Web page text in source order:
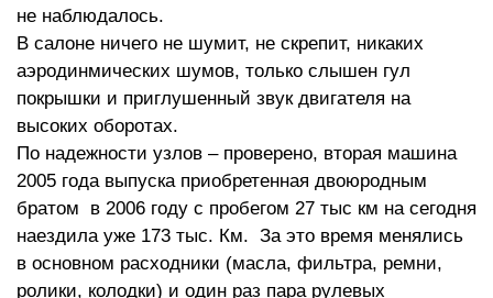
не наблюдалось.
В салоне ничего не шумит, не скрепит, никаких
аэродинмических шумов, только слышен гул
покрышки и приглушенный звук двигателя на
высоких оборотах.
По надежности узлов – проверено, вторая машина
2005 года выпуска приобретенная двоюродным
братом в 2006 году с пробегом 27 тыс км на сегодня
наездила уже 173 тыс. Км. За это время менялись
в основном расходники (масла, фильтра, ремни,
ролики, колодки) и один раз пара рулевых